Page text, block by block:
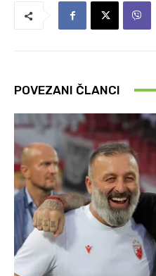
POVEZANI ČLANCI